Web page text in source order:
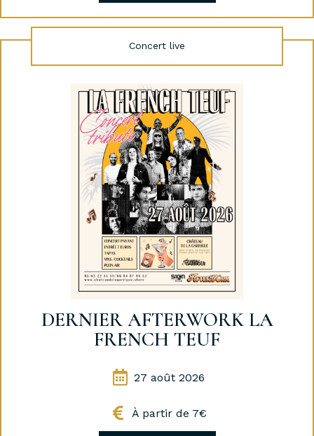
Concert live
DERNIER AFTERWORK LA
FRENCH TEUF
27 août 2026
À partir de 7€